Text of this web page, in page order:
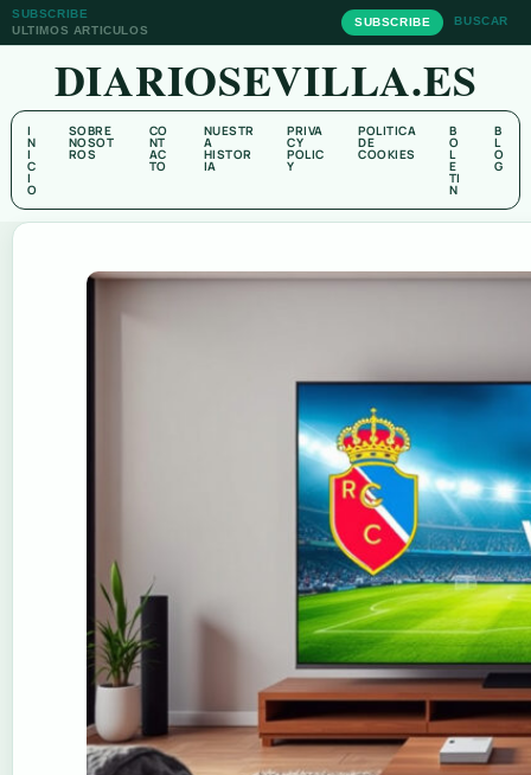
SUBSCRIBE
ULTIMOS ARTICULOS
SUBSCRIBE BUSCAR
DIARIOSEVILLA.ES
I
N
I
C
I
O
SOBRE
NOSOT
ROS
CO
NT
AC
TO
NUESTR
A
HISTOR
IA
PRIVA
CY
POLIC
Y
POLITICA
DE
COOKIES
B
O
L
E
TI
N
B
L
O
G